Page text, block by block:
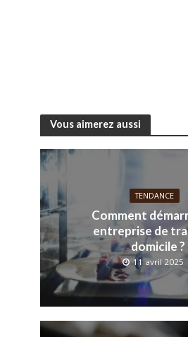
Vous aimerez aussi
TENDANCE
Comment
entreprise de
domicile ?
11 avril 2025